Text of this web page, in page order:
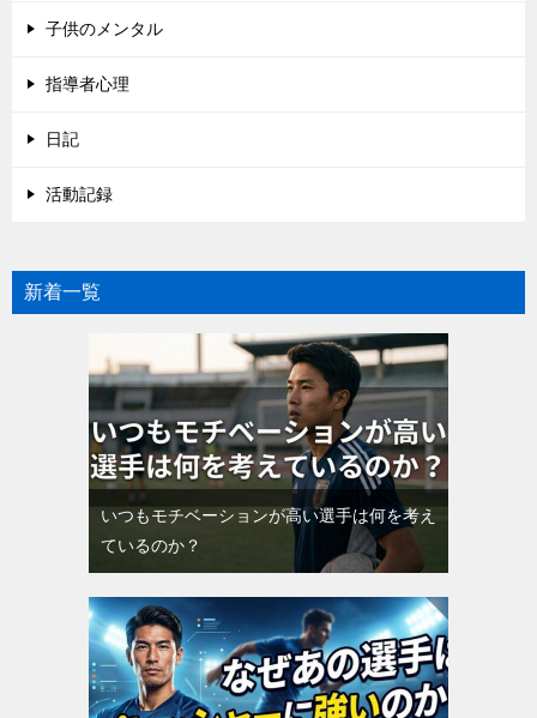
子供のメンタル
指導者心理
日記
活動記録
新着一覧
いつもモチベーションが高い選手は何を考え
ているのか？